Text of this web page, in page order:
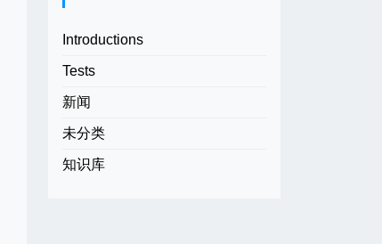
Introductions
Tests
新闻
未分类
知识库